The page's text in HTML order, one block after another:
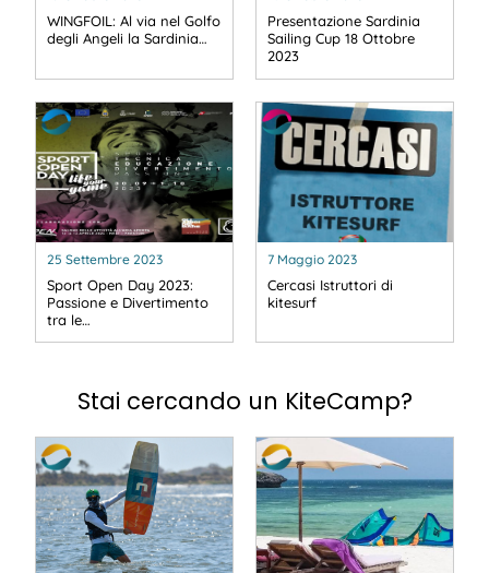
WINGFOIL: Al via nel Golfo
degli Angeli la Sardinia…
Presentazione Sardinia
Sailing Cup 18 Ottobre
2023
25 Settembre 2023
Sport Open Day 2023:
Passione e Divertimento
tra le…
7 Maggio 2023
Cercasi Istruttori di
kitesurf
Stai cercando un KiteCamp?